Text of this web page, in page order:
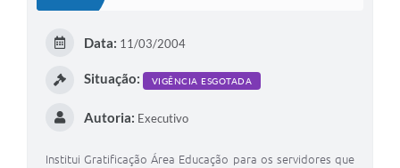
Data: 11/03/2004
Situação: VIGÊNCIA ESGOTADA
Autoria: Executivo
Institui Gratificação Área Educação para os servidores que